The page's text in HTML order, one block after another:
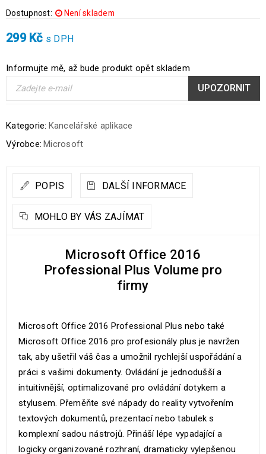
Dostupnost: Není skladem
299 Kč s DPH
Informujte mě, až bude produkt opět skladem
UPOZORNIT
Kategorie: Kancelářské aplikace
Výrobce: Microsoft
POPIS DALŠÍ INFORMACE
MOHLO BY VÁS ZAJÍMAT
Microsoft Office 2016
Professional Plus Volume pro
firmy
Microsoft Office 2016 Professional Plus nebo také
Microsoft Office 2016 pro profesionály plus je navržen
tak, aby ušetřil váš čas a umožnil rychlejší uspořádání a
práci s vašimi dokumenty. Ovládání je jednodušší a
intuitivnější, optimalizované pro ovládání dotykem a
stylusem. Přeměňte své nápady do reality vytvořením
textových dokumentů, prezentací nebo tabulek s
komplexní sadou nástrojů. Přináší lépe vypadající a
logicky organizované rozhraní, dramaticky vylepšenou